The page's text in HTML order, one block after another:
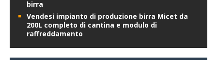
birra
Vendesi impianto di produzione birra Micet da
200L completo di cantina e modulo di
raffreddamento